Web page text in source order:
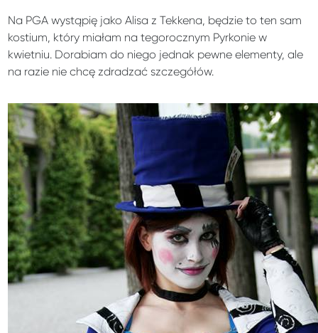
Na PGA wystąpię jako Alisa z Tekkena, będzie to ten sam
kostium, który miałam na tegorocznym Pyrkonie w
kwietniu. Dorabiam do niego jednak pewne elementy, ale
na razie nie chcę zdradzać szczegółów.